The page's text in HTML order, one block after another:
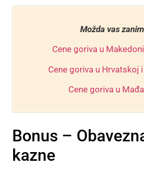
Možda vas
Cene goriva u
Cene goriva u Hrvatskoj
Cene goriva u
Bonus –
kazne